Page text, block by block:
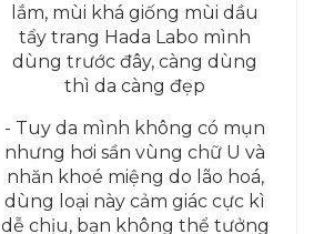
lắm, mùi khá giống mùi dầu
tẩy trang Hada Labo mình
dùng trước đây, càng dùng
thì da càng đẹp
- Tuy da mình không có mụn
nhưng hơi sần vùng chữ U và
nhăn khoé miệng do lão hoá,
dùng loại này cảm giác cực kì
dễ chịu, bạn không thể tưởng